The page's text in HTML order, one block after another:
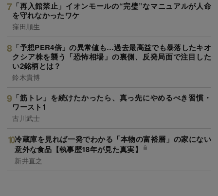
「再入館禁止」イオンモールの“完璧”なマニュアルが人命
を守れなかったワケ
窪田順生
「予想PER4倍」の異常値も…過去最高益でも暴落したキオ
クシア株を襲う「恐怖相場」の裏側、反発局面で注目した
い2銘柄とは？
鈴木貴博
「筋トレ」を続けたかったら、真っ先にやめるべき習慣・
ワースト1
古川武士
冷蔵庫を見れば一発でわかる「本物の富裕層」の家にない
意外な食品【執事歴18年が見た真実】
新井直之